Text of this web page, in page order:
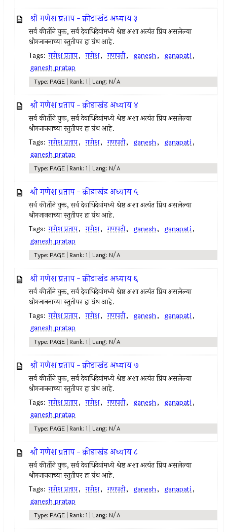
श्री गणेश प्रताप - क्रीडाखंड अध्याय ३
सर्व कीर्तीने युक्त, सर्व देवाधिदेवांमध्ये श्रेष्ठ अशा अत्यंत प्रिय असलेल्या
श्रीगजाननाच्या स्तुतीपर हा ग्रंथ आहे.
Tags: गणेश प्रताप, गणेश, गणपती, ganesh, ganapati,
ganesh pratap
Type: PAGE | Rank: 1 | Lang: N/A
श्री गणेश प्रताप - क्रीडाखंड अध्याय ४
सर्व कीर्तीने युक्त, सर्व देवाधिदेवांमध्ये श्रेष्ठ अशा अत्यंत प्रिय असलेल्या
श्रीगजाननाच्या स्तुतीपर हा ग्रंथ आहे.
Tags: गणेश प्रताप, गणेश, गणपती, ganesh, ganapati,
ganesh pratap
Type: PAGE | Rank: 1 | Lang: N/A
श्री गणेश प्रताप - क्रीडाखंड अध्याय ५
सर्व कीर्तीने युक्त, सर्व देवाधिदेवांमध्ये श्रेष्ठ अशा अत्यंत प्रिय असलेल्या
श्रीगजाननाच्या स्तुतीपर हा ग्रंथ आहे.
Tags: गणेश प्रताप, गणेश, गणपती, ganesh, ganapati,
ganesh pratap
Type: PAGE | Rank: 1 | Lang: N/A
श्री गणेश प्रताप - क्रीडाखंड अध्याय ६
सर्व कीर्तीने युक्त, सर्व देवाधिदेवांमध्ये श्रेष्ठ अशा अत्यंत प्रिय असलेल्या
श्रीगजाननाच्या स्तुतीपर हा ग्रंथ आहे.
Tags: गणेश प्रताप, गणेश, गणपती, ganesh, ganapati,
ganesh pratap
Type: PAGE | Rank: 1 | Lang: N/A
श्री गणेश प्रताप - क्रीडाखंड अध्याय ७
सर्व कीर्तीने युक्त, सर्व देवाधिदेवांमध्ये श्रेष्ठ अशा अत्यंत प्रिय असलेल्या
श्रीगजाननाच्या स्तुतीपर हा ग्रंथ आहे.
Tags: गणेश प्रताप, गणेश, गणपती, ganesh, ganapati,
ganesh pratap
Type: PAGE | Rank: 1 | Lang: N/A
श्री गणेश प्रताप - क्रीडाखंड अध्याय ८
सर्व कीर्तीने युक्त, सर्व देवाधिदेवांमध्ये श्रेष्ठ अशा अत्यंत प्रिय असलेल्या
श्रीगजाननाच्या स्तुतीपर हा ग्रंथ आहे.
Tags: गणेश प्रताप, गणेश, गणपती, ganesh, ganapati,
ganesh pratap
Type: PAGE | Rank: 1 | Lang: N/A